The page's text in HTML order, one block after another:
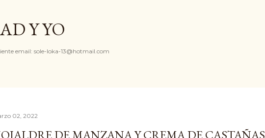
Y YO
email: sole-loka-13@hotmail.com
02, 2022
DE MANZANA Y CREMA DE CASTAÑAS